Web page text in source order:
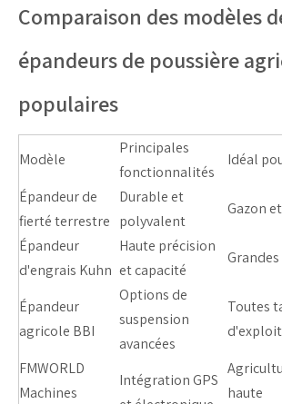
Comparaison des modèles
épandeurs de poussière
populaires
Modèle
Principales
fonctionnalités
Idéal
Épandeur de
fierté terrestre
Durable et
polyvalent
Gazon
Épandeur
d'engrais Kuhn
Haute précision
et capacité
Épandeur
agricole BBI
Options de
suspension
avancées
Toutes
FMWORLD
Machines
Intégration GPS
haute